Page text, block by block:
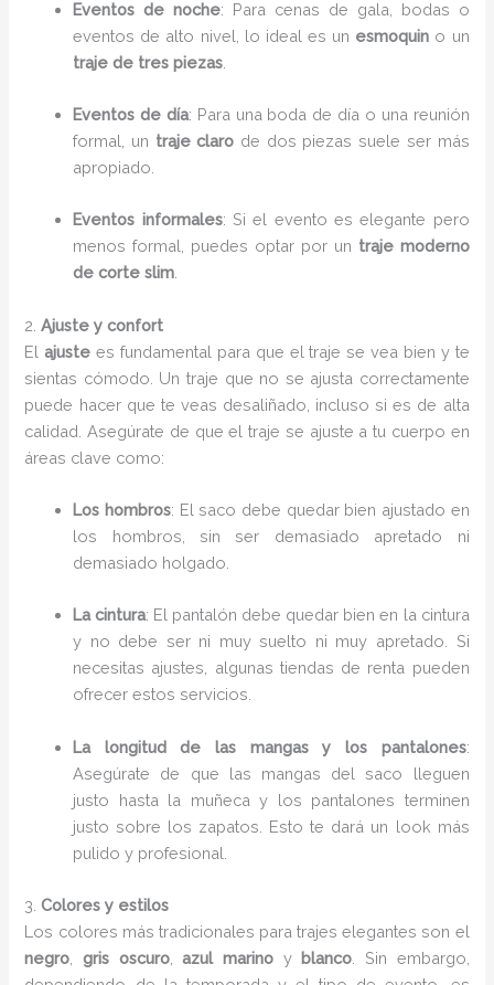
Eventos de noche: Para cenas de gala, bodas o
eventos de alto nivel, lo ideal es un esmoquin o un
traje de tres piezas
Eventos de día: Para una boda de día o una reunión
formal, un traje claro de dos piezas suele ser más
apropiado.
Eventos informales: Si el evento es elegante pero
menos formal, puedes optar por un traje moderno
de corte slim
2.Ajuste y confort
Elajuste es fundamental para que el traje se vea bien y te
sientas cómodo. Un traje que no se ajusta correctamente
puede hacer que te veas desaliñado, incluso si es de alta
calidad. Asegúrate de que el traje se ajuste a tu cuerpo en
áreas clave como:
Los hombros: El saco debe quedar bien ajustado en
los hombros, sin ser demasiado apretado ni
demasiado holgado.
La cintura: El pantalón debe quedar bien en la cintura
y no debe ser ni muy suelto ni muy apretado. Si
necesitas ajustes, algunas tiendas de renta pueden
ofrecer estos servicios.
La longitud de las mangas y los pantalones:
Asegúrate de que las mangas del saco lleguen
justo hasta la muñeca y los pantalones terminen
justo sobre los zapatos. Esto te dará un look más
pulido y profesional.
3.Colores y estilos
Los colores más tradicionales para trajes elegantes son el
negro ,gris oscuro,azul marino y blanco . Sin embargo,